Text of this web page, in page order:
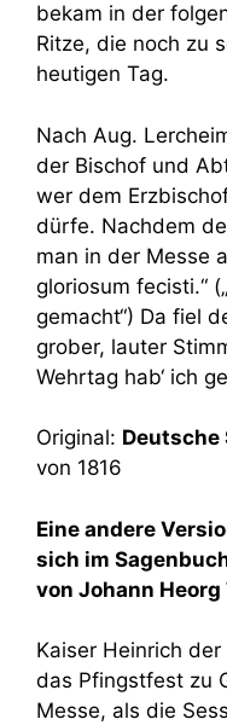
bekam in der
Ritze, die noch zu
heutigen Tag.
Nach Aug.
der Bischof und
wer dem
dürfe. Nachdem
man in der Messe
gloriosum fecisti.“
gemacht“) Da fiel
grober, lauter
Wehrtag hab‘ ich
Original: Deutsche
von 1816
Eine andere
sich im
von Johann Heorg
Kaiser Heinrich
das Pfingstfest zu
Messe, als die